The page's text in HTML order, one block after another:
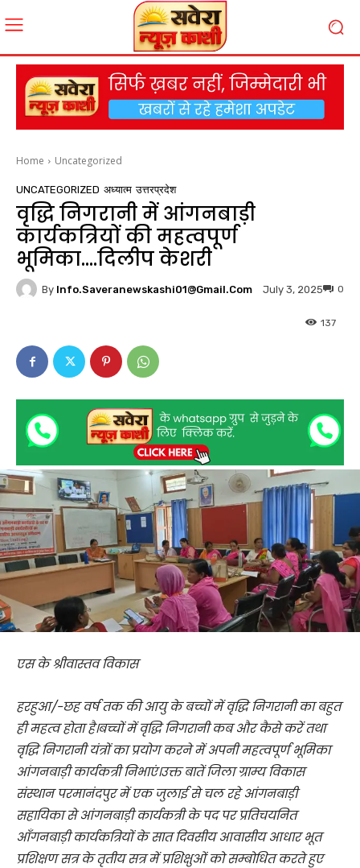
Home Uncategorized
UNCATEGORIZED अध्यात्म उत्तरप्रदेश
वृद्धि निगरानी में आंगनबाड़ी
कार्यकत्रियों की महत्वपूर्ण
भूमिका….दिलीप केशरी
By Info.saveranewskashi01@gmail.com July 3, 2025 0
137
एस के श्रीवास्तव विकास
हरहुआ/-छह वर्ष तक की आयु के बच्चों में वृद्धि निगरानी का बहुत
ही महत्व होता है।बच्चों में वृद्धि निगरानी कब और कैसे करें तथा
वृद्धि निगरानी यंत्रों का प्रयोग करने में अपनी महत्वपूर्ण भूमिका
आंगनबाड़ी कार्यकत्री निभाएं।उक्त बातें जिला ग्राम्य विकास
संस्थान परमानंदपुर में एक जुलाई से चल रहे आंगनबाड़ी
सहायिका से आंगनबाड़ी कार्यकत्री के पद पर प्रतिचयनित
आँगनबाड़ी कार्यकत्रियों के सात दिवसीय आवासीय आधार भूत
प्रशिक्षण सत्र के तृतीय सत्र में प्रशिक्षुओं को सम्बोधित करते हुए